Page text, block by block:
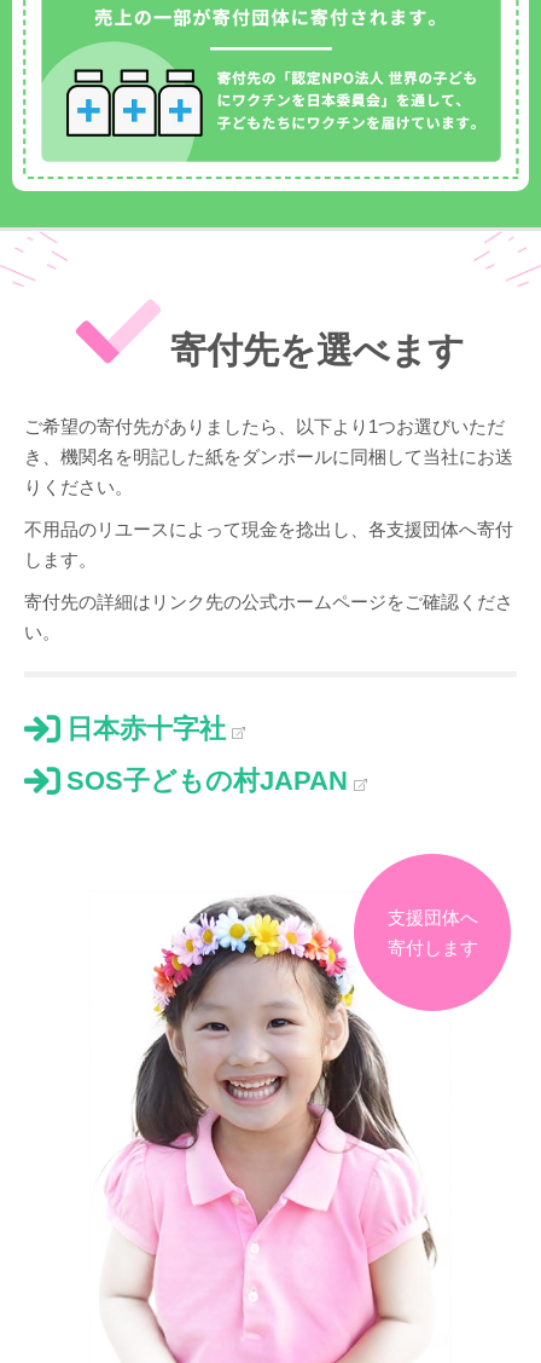
寄付先を選べます
ご希望の寄付先がありましたら、以下より1つお選びいただ
き、機関名を明記した紙をダンボールに同梱して当社にお送
りください。
不用品のリユースによって現金を捻出し、各支援団体へ寄付
します。
寄付先の詳細はリンク先の公式ホームページをご確認くださ
い。
日本赤十字社
SOS子どもの村JAPAN
支援団体へ
寄付します